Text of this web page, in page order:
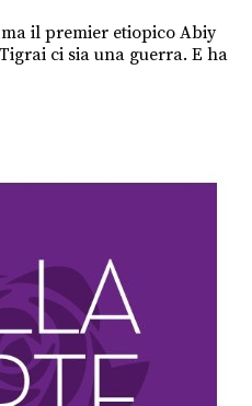
il premier etiopico Abiy
ci sia una guerra. E ha